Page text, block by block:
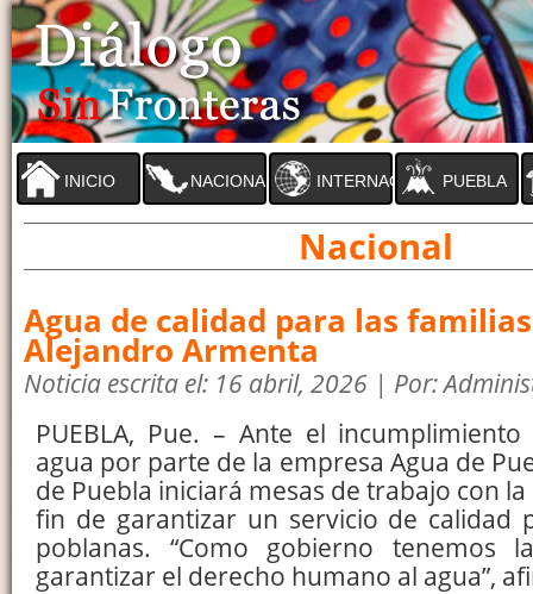
INICIO NACIONAL INTERNACIONALPUEBLA
Nacional
Agua de calidad para las
Alejandro Armenta
Noticia escrita el: 16 abril, 2026 | Por:
PUEBLA, Pue. – Ante el
agua por parte de la empresa Agua de
de Puebla iniciará mesas de trabajo con
fin de garantizar un servicio de calidad
poblanas. “Como gobierno tenemos
garantizar el derecho humano al agua”,